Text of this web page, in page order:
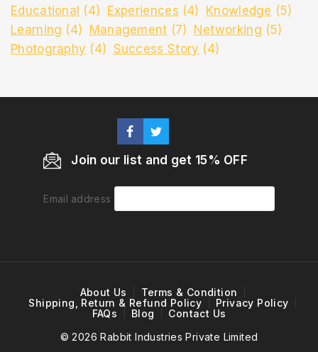
Educational (4) Experiences (4) Knowledge (5)
Learning (4) Management (7) Networking (5)
Photography (4) Success Story (4)
Join our list and get 15% OFF
Email address
About Us
Terms & Condition
Shipping, Return & Refund Policy
Privacy Policy
FAQs
Blog
Contact Us
© 2026 Rabbit Industries Private Limited